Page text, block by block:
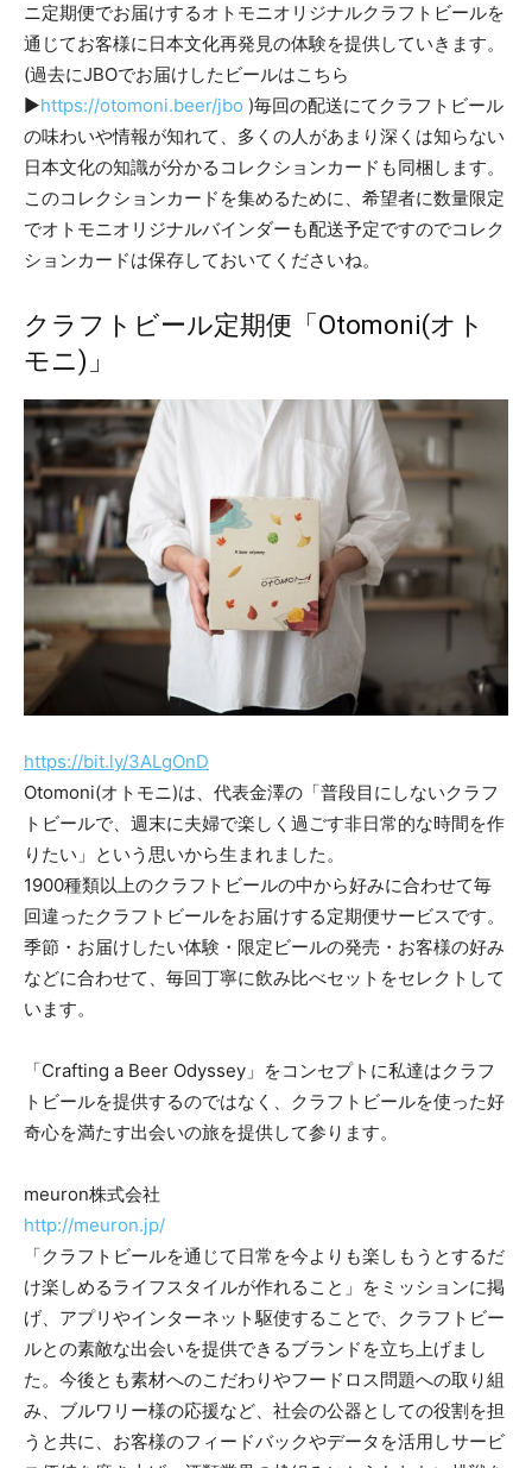
ニ定期便でお届けするオトモニオリジナルクラフトビールを
通じてお客様に日本文化再発見の体験を提供していきます。
(過去にJBOでお届けしたビールはこちら
▶︎https://otomoni.beer/jbo )毎回の配送にてクラフトビール
の味わいや情報が知れて、多くの人があまり深くは知らない
日本文化の知識が分かるコレクションカードも同梱します。
このコレクションカードを集めるために、希望者に数量限定
でオトモニオリジナルバインダーも配送予定ですのでコレク
ションカードは保存しておいてくださいね。
クラフトビール定期便「Otomoni(オト
モニ)」
https://bit.ly/3ALgOnD
Otomoni(オトモニ)は、代表金澤の「普段目にしないクラフ
トビールで、週末に夫婦で楽しく過ごす非日常的な時間を作
りたい」という思いから生まれました。
1900種類以上のクラフトビールの中から好みに合わせて毎
回違ったクラフトビールをお届けする定期便サービスです。
季節・お届けしたい体験・限定ビールの発売・お客様の好み
などに合わせて、毎回丁寧に飲み比べセットをセレクトして
います。
「Crafting a Beer Odyssey」をコンセプトに私達はクラフ
トビールを提供するのではなく、クラフトビールを使った好
奇心を満たす出会いの旅を提供して参ります。
meuron株式会社
http://meuron.jp/
「クラフトビールを通じて日常を今よりも楽しもうとするだ
け楽しめるライフスタイルが作れること」をミッションに掲
げ、アプリやインターネット駆使することで、クラフトビー
ルとの素敵な出会いを提供できるブランドを立ち上げまし
た。今後とも素材へのこだわりやフードロス問題への取り組
み、ブルワリー様の応援など、社会の公器としての役割を担
うと共に、お客様のフィードバックやデータを活用しサービ